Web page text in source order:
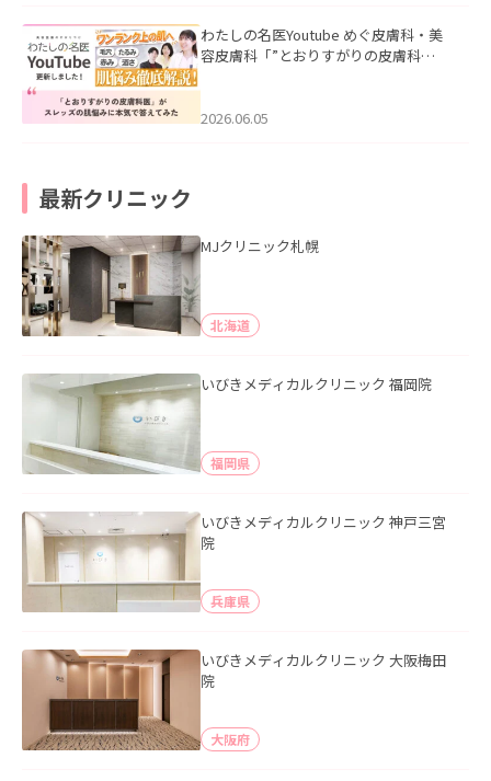
わたしの名医Youtube めぐ皮膚科・美
容皮膚科「”とおりすがりの皮膚科
2026.06.05
最新クリニック
MJクリニック札幌
北海道
いびきメディカルクリニック 福岡院
福岡県
いびきメディカルクリニック 神戸三宮
院
兵庫県
いびきメディカルクリニック 大阪梅田
院
大阪府